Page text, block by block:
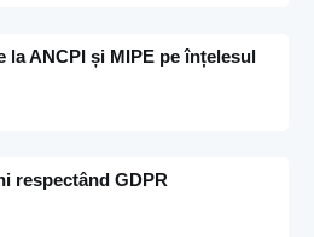
la ANCPI și MIPE pe înțelesul
respectând GDPR